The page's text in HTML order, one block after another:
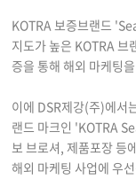
KOTRA 보증브랜드
지도가 높은 KOTRA 브
증을 통해 해외 마케팅
이에 DSR제강(주)에서
랜드 마크인 'KOTRA
보 브로셔, 제품포장 등
해외 마케팅 사업에 우